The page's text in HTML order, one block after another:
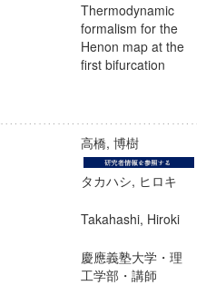
Thermodynamic
formalism for the
Henon map at the
first bifurcation
高橋, 博樹
タカハシ, ヒロキ
Takahashi, Hiroki
慶應義塾大学・理
工学部・講師